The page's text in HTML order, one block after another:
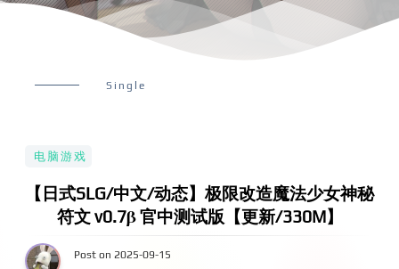
Single
电脑游戏
【日式SLG/中文/动态】极限改造魔法少女神秘
符文 v0.7β 官中测试版【更新/330M】
Post on 2025-09-15